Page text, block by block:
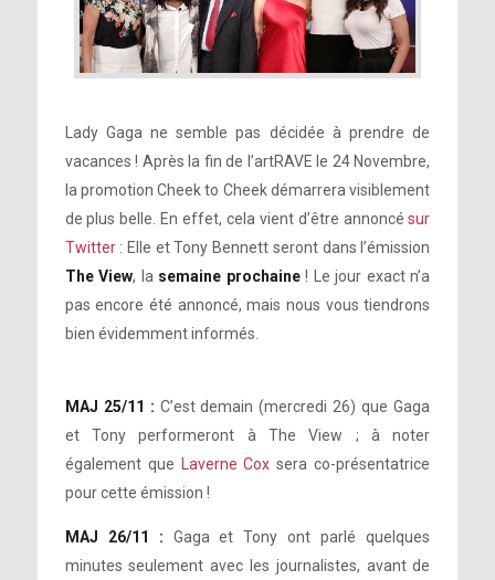
Lady Gaga ne semble pas décidée à prendre de
vacances ! Après la fin de l’artRAVE le 24 Novembre,
la promotion Cheek to Cheek démarrera visiblement
de plus belle. En effet, cela vient d’être annoncésur
Twitter: Elle et Tony Bennett seront dans l’émission
The View, la semaine prochaine! Le jour exact n’a
pas encore été annoncé, mais nous vous tiendrons
bien évidemment informés.
MAJ 25/11 : C’est demain (mercredi 26) que Gaga
et Tony performeront à The View ; à noter
également que Laverne Cox sera co-présentatrice
pour cette émission !
MAJ 26/11 : Gaga et Tony ont parlé quelques
minutes seulement avec les journalistes, avant de